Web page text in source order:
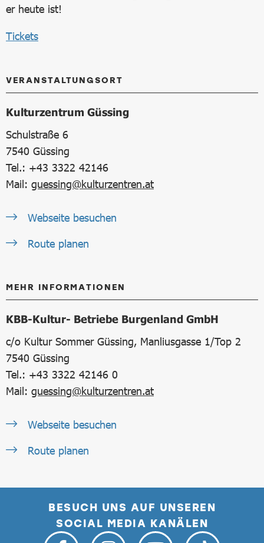
er heute ist!
Tickets
VERANSTALTUNGSORT
Kulturzentrum Güssing
Schulstraße 6
7540 Güssing
Tel.: +43 3322 42146
Mail: guessing@kulturzentren.at
Webseite besuchen
Route planen
MEHR INFORMATIONEN
KBB-Kultur- Betriebe Burgenland GmbH
c/o Kultur Sommer Güssing, Manliusgasse 1/Top 2
7540 Güssing
Tel.: +43 3322 42146 0
Mail: guessing@kulturzentren.at
Webseite besuchen
Route planen
BESUCH UNS AUF UNSEREN
SOCIAL MEDIA KANÄLEN